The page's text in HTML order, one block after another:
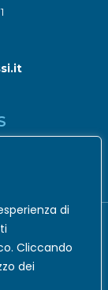
di
Cliccando
dei
Policy